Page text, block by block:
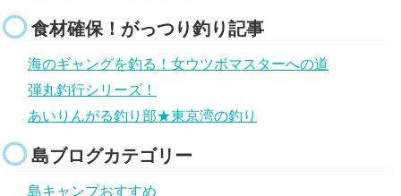
食材確保！がっつり釣り記事
海のギャングを釣る！女ウツボマスターへの道
弾丸釣行シリーズ！
あいりんがる釣り部★東京湾の釣り
島ブログカテゴリー
島キャンプおすすめ